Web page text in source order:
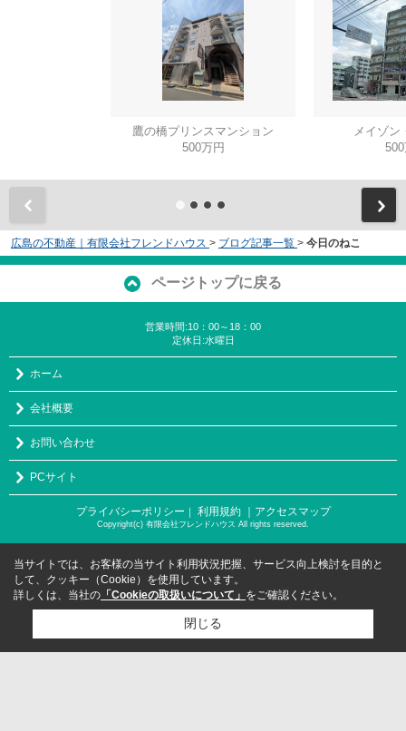
鷹の橋プリンスマンション
500万円
メイゾン
広島の不動産｜有限会社フレンドハウス > ブログ記事一覧 > 今日のねこ
ページトップに戻る
営業時間:10：00～18：00
定休日:水曜日
ホーム
会社概要
お問い合わせ
PCサイト
プライバシーポリシー 利用規約 ｜アクセスマップ
Copyright(c) 有限会社フレンドハウス All rights reserved.
当サイトでは、お客様の当サイト利用状況把握、サービス向上検討を目的と
して、クッキー（Cookie）を使用しています。
詳しくは、当社の 「Cookieの取扱いについて」 をご確認ください。
閉じる